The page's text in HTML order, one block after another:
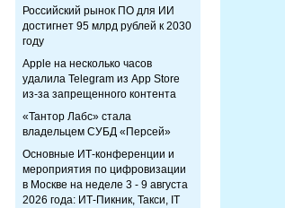
Российский рынок ПО для ИИ
достигнет 95 млрд рублей к 2030
году
Apple на несколько часов
удалила Telegram из App Store
из-за запрещенного контента
«Тантор Лабс» стала
владельцем СУБД «Персей»
Основные ИТ-конференции и
мероприятия по цифровизации
в Москве на неделе 3 - 9 августа
2026 года: ИТ-Пикник, Такси, IT